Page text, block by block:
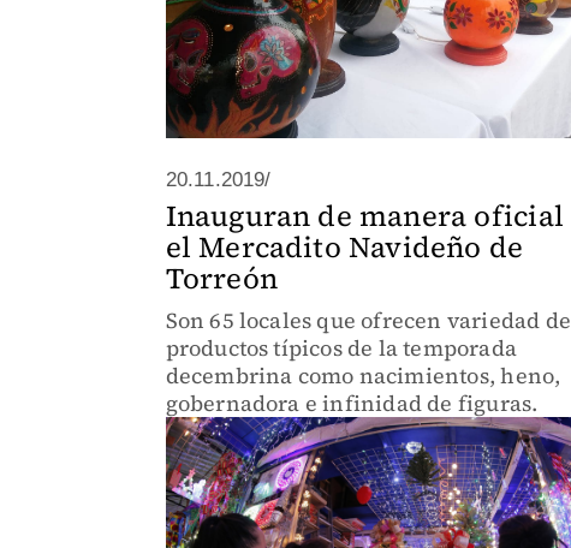
20.11.2019/
Inauguran de manera oficial
el Mercadito Navideño de
Torreón
Son 65 locales que ofrecen variedad de
productos típicos de la temporada
decembrina como nacimientos, heno,
gobernadora e infinidad de figuras.